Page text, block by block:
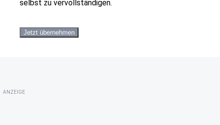
selbst zu vervollständigen.
Jetzt übernehmen
ANZEIGE